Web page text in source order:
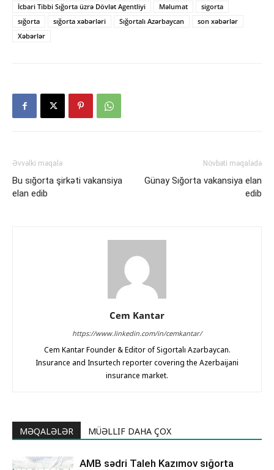
İcbari Tibbi Sığorta üzrə Dövlət Agentliyi
Məlumat
sigorta
sığorta
sığorta xəbərləri Sığortalı Azərbaycan
son xəbərlər
Xəbərlər
Əvvəlki məqalə
Bu sığorta şirkəti vakansiya
elan edib
Növbəti məqalədə
Günay Sığorta vakansiya elan
edib
Cem Kantar
https://www.linkedin.com/in/cemkantar/
Cem Kantar Founder & Editor of Sigortalı Azərbaycan.
Insurance and Insurtech reporter covering the Azerbaijani
insurance market.
MƏQALƏLƏR MÜƏLLIF DAHA ÇOX
AMB sədri Taleh Kazımov sığorta